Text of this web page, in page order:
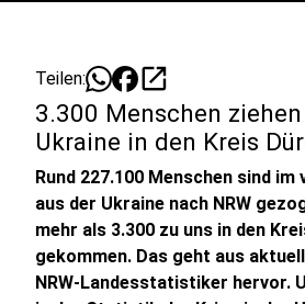
Teilen: open_in_new
3.300 Menschen
Ukraine in den Kreis
Rund 227.100 Menschen sind im
aus der Ukraine nach NRW
mehr als 3.300 zu uns in den
gekommen. Das geht aus
NRW-Landesstatistiker hervor.